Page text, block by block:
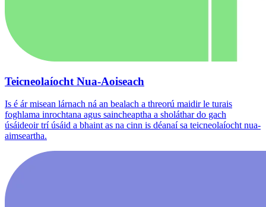
Teicneolaíocht Nua-Aoiseach
Is é ár misean lárnach ná an bealach a threorú maidir le turais
foghlama inrochtana agus saincheaptha a sholáthar do gach
úsáideoir trí úsáid a bhaint as na cinn is déanaí sa teicneolaíocht nua-
aimseartha.